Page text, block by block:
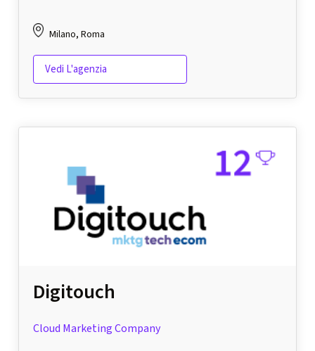
Milano, Roma
Vedi L'agenzia
Digitouch
Cloud Marketing Company